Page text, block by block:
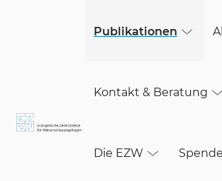
Publikationen
Kontakt & Beratung
Die EZW